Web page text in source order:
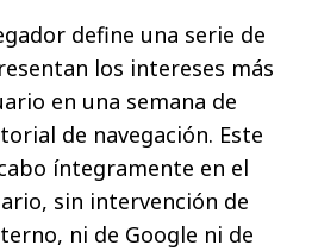
define una serie de
los intereses más
en una semana de
de navegación. Este
íntegramente en el
sin intervención de
ni de Google ni de